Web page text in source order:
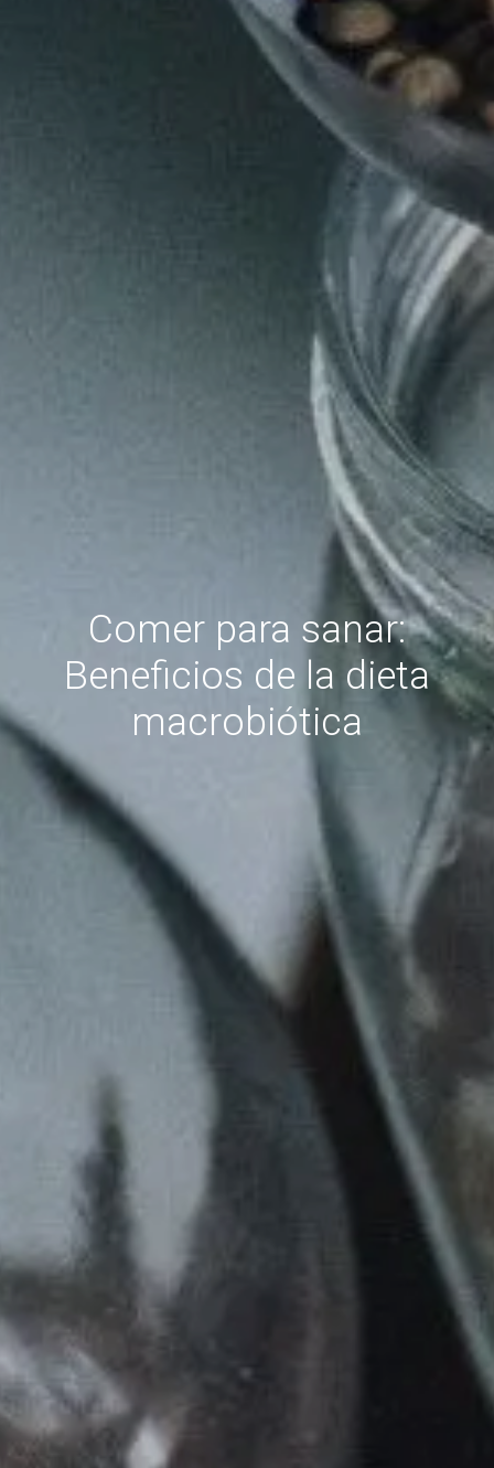
Comer para sanar:
Beneficios de la dieta
macrobiótica